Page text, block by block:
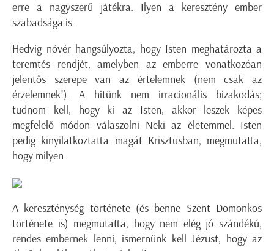
erre a nagyszerű játékra. Ilyen a keresztény ember
szabadsága is.
Hedvig nővér hangsúlyozta, hogy Isten meghatározta a
teremtés rendjét, amelyben az emberre vonatkozóan
jelentős szerepe van az értelemnek (nem csak az
érzelemnek!). A hitünk nem irracionális bizakodás;
tudnom kell, hogy ki az Isten, akkor leszek képes
megfelelő módon válaszolni Neki az életemmel. Isten
pedig kinyilatkoztatta magát Krisztusban, megmutatta,
hogy milyen.
A kereszténység története (és benne Szent Domonkos
története is) megmutatta, hogy nem elég jó szándékú,
rendes embernek lenni, ismernünk kell Jézust, hogy az